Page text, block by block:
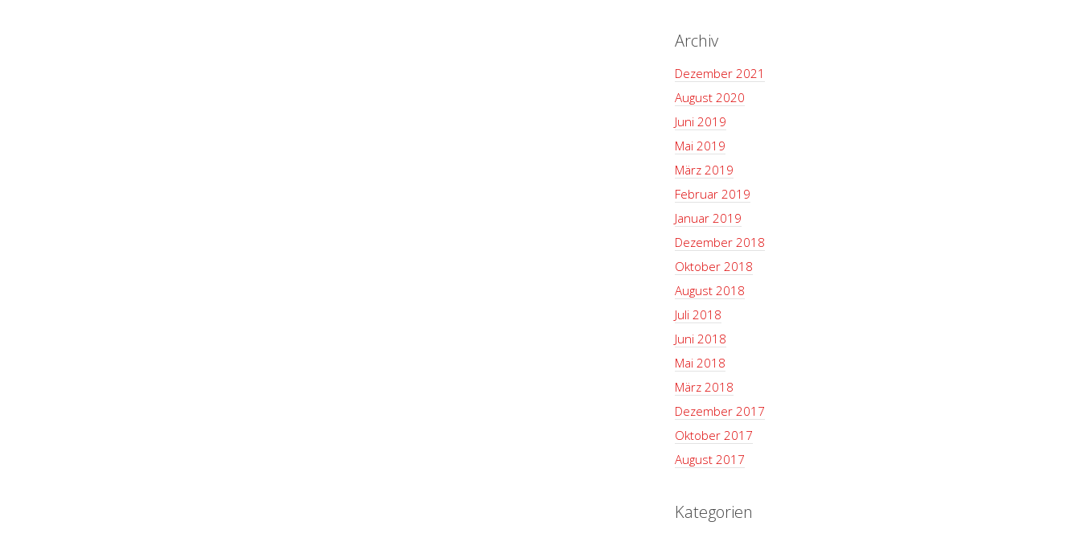
Archiv
Dezember 2021
August 2020
Juni 2019
Mai 2019
März 2019
Februar 2019
Januar 2019
Dezember 2018
Oktober 2018
August 2018
Juli 2018
Juni 2018
Mai 2018
März 2018
Dezember 2017
Oktober 2017
August 2017
Kategorien